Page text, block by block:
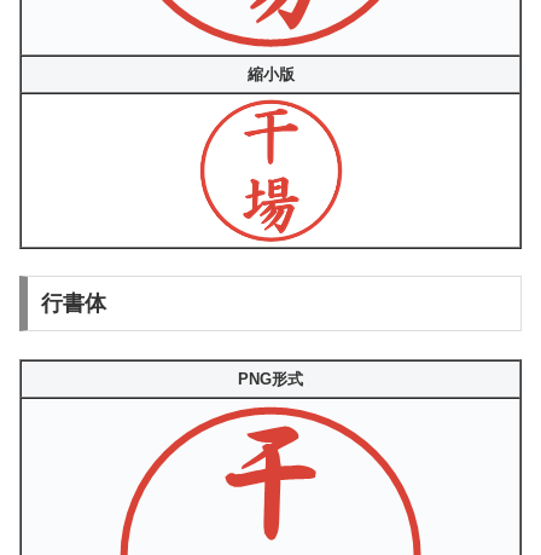
縮小版
行書体
PNG形式